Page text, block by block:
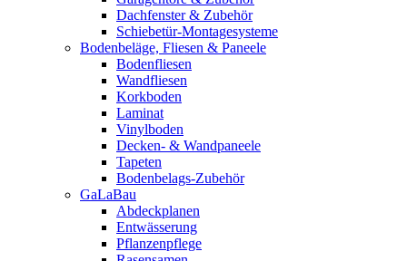
Dachfenster & Zubehör
Schiebetür-Montagesysteme
Bodenbeläge, Fliesen & Paneele
Bodenfliesen
Wandfliesen
Korkboden
Laminat
Vinylboden
Decken- & Wandpaneele
Tapeten
Bodenbelags-Zubehör
GaLaBau
Abdeckplanen
Entwässerung
Pflanzenpflege